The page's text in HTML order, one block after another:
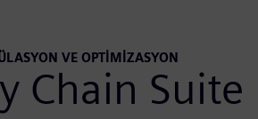
VE OPTİMİZASYON
Chain Suite